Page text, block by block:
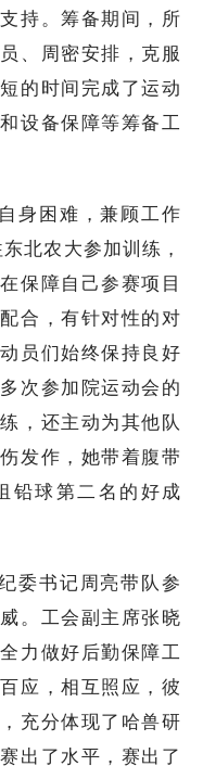
持。筹备期间，所
、周密安排，克服
的时间完成了运动
设备保障等筹备工
身困难，兼顾工作
北农大参加训练，
保障自己参赛项目
合，有针对性的对
员们始终保持良好
次参加院运动会的
，还主动为其他队
发作，她带着腹带
铅球第二名的好成
委书记周亮带队参
。工会副主席张晓
力做好后勤保障工
应，相互照应，彼
充分体现了哈兽研
出了水平，赛出了